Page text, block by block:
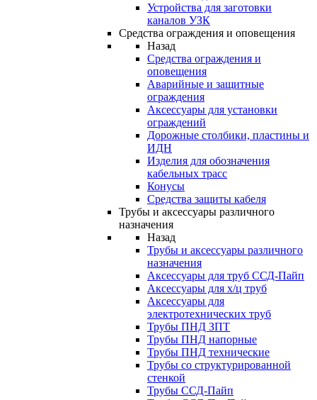
Устройства для заготовки
каналов УЗК
Средства ограждения и оповещения
Назад
Средства ограждения и
оповещения
Аварийные и защитные
ограждения
Аксессуары для установки
ограждений
Дорожные столбики, пластины и
ИДН
Изделия для обозначения
кабельных трасс
Конусы
Средства защиты кабеля
Трубы и аксессуары различного
назначения
Назад
Трубы и аксессуары различного
назначения
Аксессуары для труб ССД-Пайп
Аксессуары для х/ц труб
Аксессуары для
электротехнических труб
Трубы ПНД ЗПТ
Трубы ПНД напорные
Трубы ПНД технические
Трубы со структурированной
стенкой
Трубы ССД-Пайп